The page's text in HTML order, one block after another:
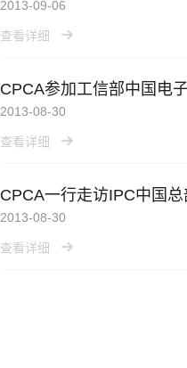
2013-09-06
查看详细
CPCA参加工信部中国电
2013-08-30
查看详细
CPCA一行走访IPC中国总
2013-08-30
查看详细